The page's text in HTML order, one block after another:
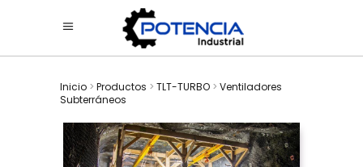
Inicio > Productos > TLT-TURBO > Ventiladores
Subterráneos